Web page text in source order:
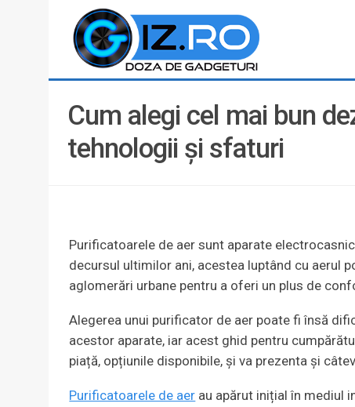
Cum alegi cel mai bun
tehnologii și sfaturi
Purificatoarele de aer sunt aparate
decursul ultimilor ani, acestea luptând cu aerul
aglomerări urbane pentru a oferi un plus de
Alegerea unui purificator de aer poate fi însă
acestor aparate, iar acest ghid pentru
piață, opțiunile disponibile, și va prezenta și
Purificatoarele de aer au apărut inițial în mediul